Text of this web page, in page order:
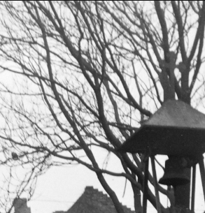
XIV.
meg: Fortepan / Budapest Főváros Levéltára. Levéltári jelzet: HU.BFL.XV.19.c.10
1963 · Budapest XIV.
Istvánmezei út, a Kisstadion hangstúdiója. A kép forrását kérjük így adja meg: Fortepan / Budapest Főváros Levéltára. Levéltári jelzet: